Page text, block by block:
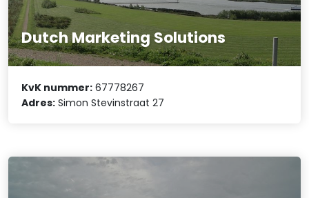
Dutch Marketing Solutions
KvK nummer: 67778267
Adres: Simon Stevinstraat 27